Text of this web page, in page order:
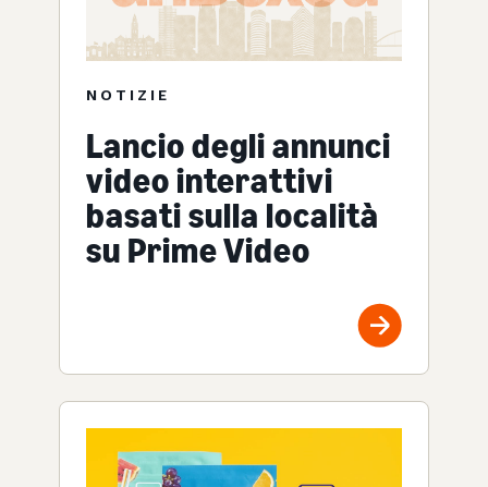
NOTIZIE
Lancio degli annunci
video interattivi
basati sulla località
su Prime Video